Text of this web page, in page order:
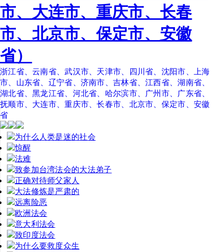
市、大连市、重庆市、长春
市、北京市、保定市、安徽
省）
浙江省、云南省、武汉市、天津市、四川省、沈阳市、上海
市、山东省、辽宁省、济南市、吉林省、江西省、湖南省、
湖北省、黑龙江省、河北省、哈尔滨市、广州市、广东省、
抚顺市、大连市、重庆市、长春市、北京市、保定市、安徽
省
为什么人类是迷的社会
惊醒
法难
致参加台湾法会的大法弟子
正确对待师父家人
大法修炼是严肃的
远离险恶
欧洲法会
意大利法会
致印度法会
为什么要救度众生